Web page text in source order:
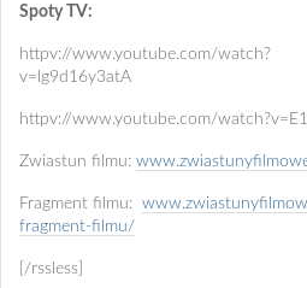
Spoty TV:
httpv://www.youtube.com/watch?
v=lg9d16y3atA
httpv://www.youtube.com/
Zwiastun filmu:
Fragment filmu:
fragment-filmu/
[/rssless]